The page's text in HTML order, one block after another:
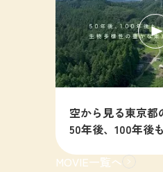
空から見る東京
50年後、100年後
MOVIE一覧へ